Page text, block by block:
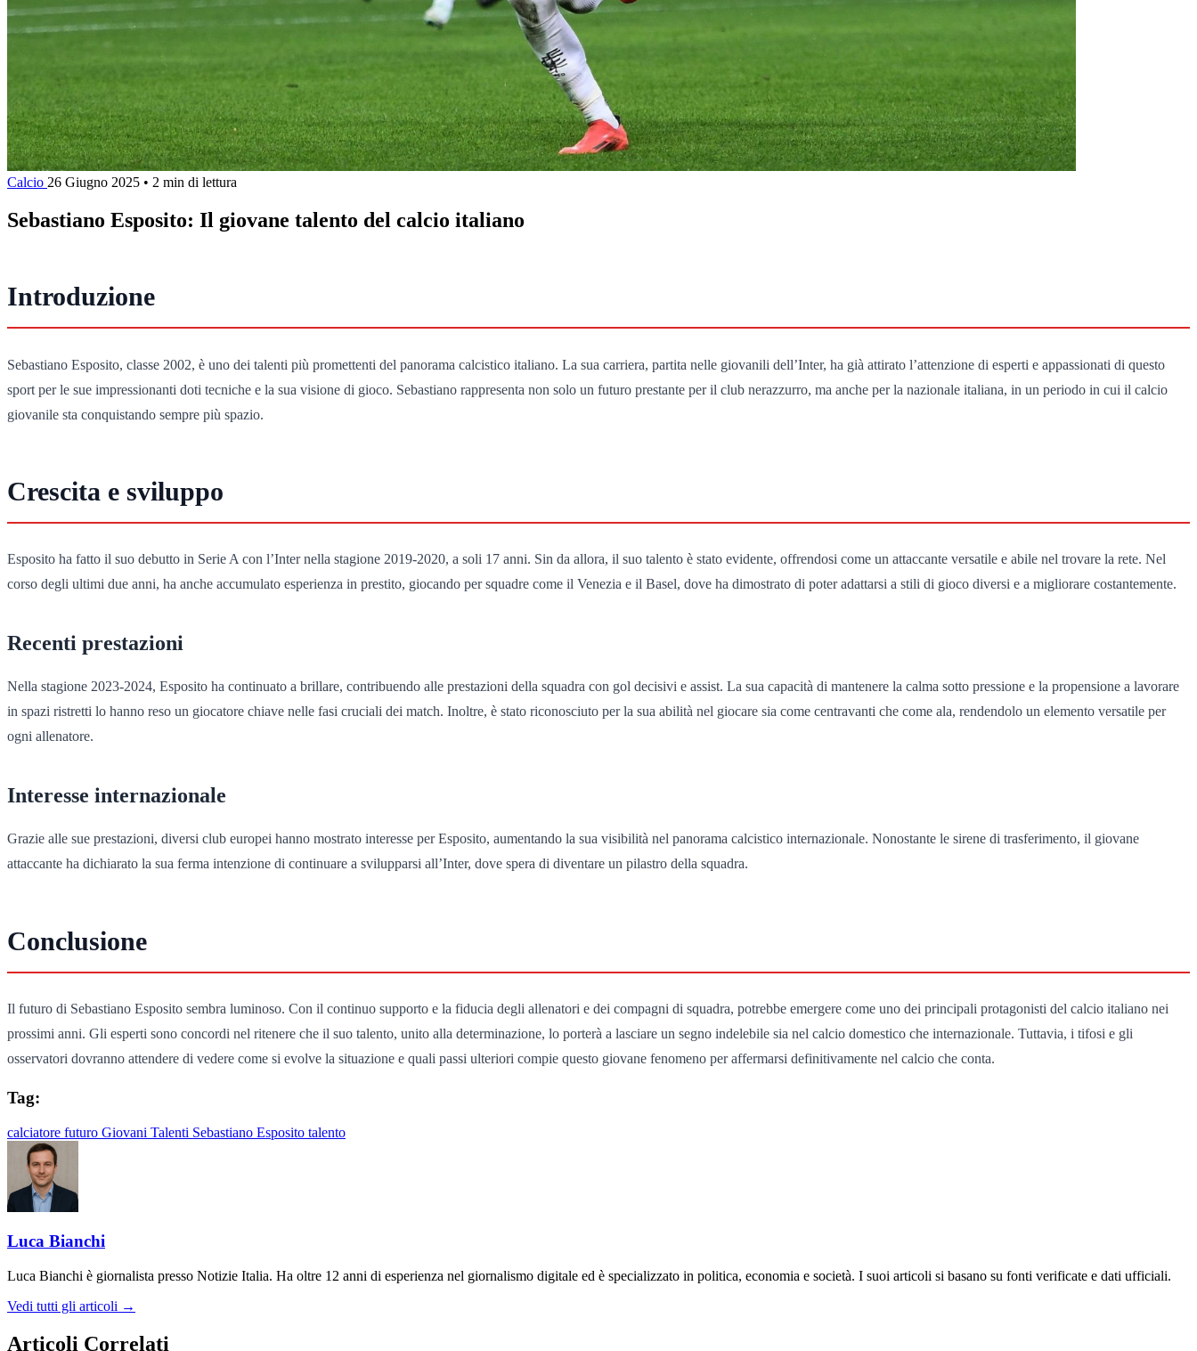
Calcio 26 Giugno 2025 • 2 min di lettura
Sebastiano Esposito: Il giovane talento del calcio italiano
Introduzione
Sebastiano Esposito, classe 2002, è uno dei talenti più promettenti del panorama calcistico italiano. La sua carriera, partita nelle giovanili dell’Inter, ha già attirato l’attenzione di esperti e appassionati di questo
sport per le sue impressionanti doti tecniche e la sua visione di gioco. Sebastiano rappresenta non solo un futuro prestante per il club nerazzurro, ma anche per la nazionale italiana, in un periodo in cui il calcio
giovanile sta conquistando sempre più spazio.
Crescita e sviluppo
Esposito ha fatto il suo debutto in Serie A con l’Inter nella stagione 2019-2020, a soli 17 anni. Sin da allora, il suo talento è stato evidente, offrendosi come un attaccante versatile e abile nel trovare la rete. Nel
corso degli ultimi due anni, ha anche accumulato esperienza in prestito, giocando per squadre come il Venezia e il Basel, dove ha dimostrato di poter adattarsi a stili di gioco diversi e a migliorare costantemente.
Recenti prestazioni
Nella stagione 2023-2024, Esposito ha continuato a brillare, contribuendo alle prestazioni della squadra con gol decisivi e assist. La sua capacità di mantenere la calma sotto pressione e la propensione a lavorare
in spazi ristretti lo hanno reso un giocatore chiave nelle fasi cruciali dei match. Inoltre, è stato riconosciuto per la sua abilità nel giocare sia come centravanti che come ala, rendendolo un elemento versatile per
ogni allenatore.
Interesse internazionale
Grazie alle sue prestazioni, diversi club europei hanno mostrato interesse per Esposito, aumentando la sua visibilità nel panorama calcistico internazionale. Nonostante le sirene di trasferimento, il giovane
attaccante ha dichiarato la sua ferma intenzione di continuare a svilupparsi all’Inter, dove spera di diventare un pilastro della squadra.
Conclusione
Il futuro di Sebastiano Esposito sembra luminoso. Con il continuo supporto e la fiducia degli allenatori e dei compagni di squadra, potrebbe emergere come uno dei principali protagonisti del calcio italiano nei
prossimi anni. Gli esperti sono concordi nel ritenere che il suo talento, unito alla determinazione, lo porterà a lasciare un segno indelebile sia nel calcio domestico che internazionale. Tuttavia, i tifosi e gli
osservatori dovranno attendere di vedere come si evolve la situazione e quali passi ulteriori compie questo giovane fenomeno per affermarsi definitivamente nel calcio che conta.
Tag:
calciatore futuro Giovani Talenti Sebastiano Esposito talento
Luca Bianchi
Luca Bianchi è giornalista presso Notizie Italia. Ha oltre 12 anni di esperienza nel giornalismo digitale ed è specializzato in politica, economia e società. I suoi articoli si basano su fonti verificate e dati ufficiali.
Vedi tutti gli articoli →
Articoli Correlati